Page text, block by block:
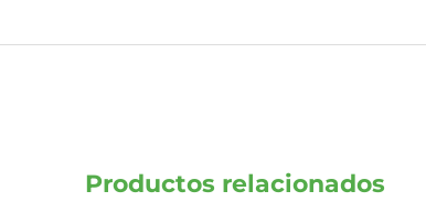
Productos relacionados